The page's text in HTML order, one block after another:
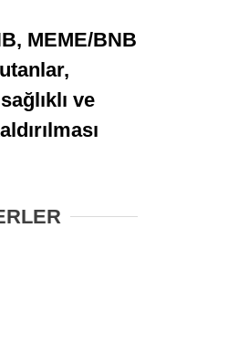
Stablecoin Haberleri
MEME/BNB
ve